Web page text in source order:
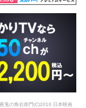
兎の角右衛門(C)2010 日本映画